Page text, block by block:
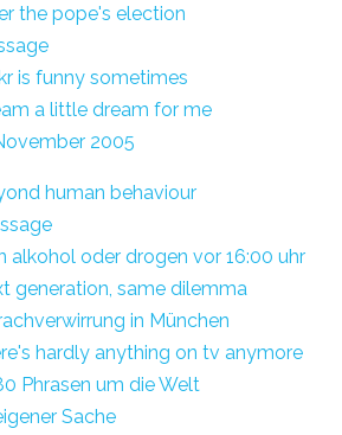
the pope's election
is funny sometimes
a little dream for me
2005
human behaviour
alkohol oder drogen vor 16:00 uhr
generation, same dilemma
in München
hardly anything on tv anymore
Phrasen um die Welt
Sache